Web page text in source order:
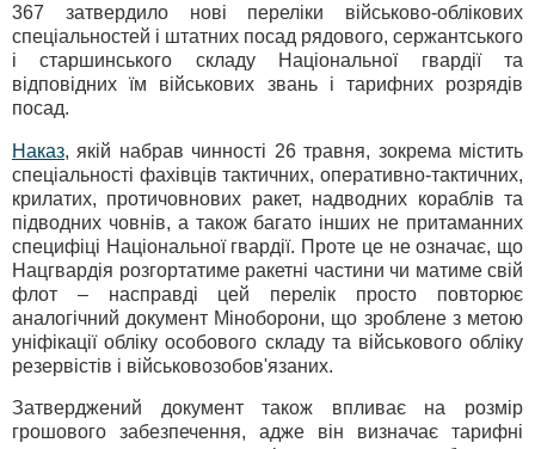
367 затвердило нові переліки військово-облікових
спеціальностей і штатних посад рядового, сержантського
і старшинського складу Національної гвардії та
відповідних їм військових звань і тарифних розрядів
посад.
Наказ, якій набрав чинності 26 травня, зокрема містить
спеціальності фахівців тактичних, оперативно-тактичних,
крилатих, протичовнових ракет, надводних кораблів та
підводних човнів, а також багато інших не притаманних
специфіці Національної гвардії. Проте це не означає, що
Нацгвардія розгортатиме ракетні частини чи матиме свій
флот – насправді цей перелік просто повторює
аналогічний документ Міноборони, що зроблене з метою
уніфікації обліку особового складу та військового обліку
резервістів і військовозобов'язаних.
Затверджений документ також впливає на розмір
грошового забезпечення, адже він визначає тарифні